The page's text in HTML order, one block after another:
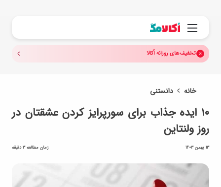
منو
تخفیف‌های روزانه اُکالا
خانه دانستنی
۱۰ ایده جذاب برای سورپرایز کردن عشقتان در
روز ولنتاین
13 بهمن 1403 زمان مطالعه 3 دقیقه